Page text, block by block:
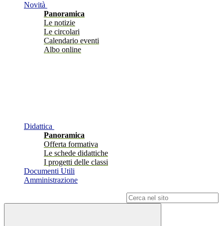
Novità
Panoramica
Le notizie
Le circolari
Calendario eventi
Albo online
Didattica
Panoramica
Offerta formativa
Le schede didattiche
I progetti delle classi
Documenti Utili
Amministrazione